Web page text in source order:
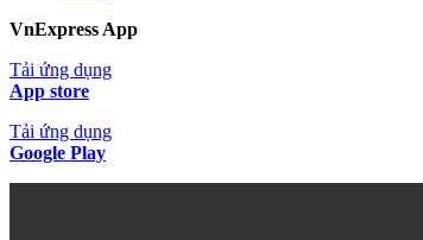
VnExpress App
Tải ứng dụng
App store
Tải ứng dụng
Google Play